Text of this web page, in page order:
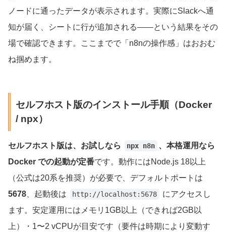
ノードに通ったデータが表示されます。実際にSlackへ通
知が届く、シートに行が追加される——という結果をその
場で確認できます。ここまでで「n8nの操作感」はおおむ
ね掴めます。
セルフホスト版のインストール手順（Docker
/ npx）
セルフホスト版は、お試しなら npx n8n 、本格運用なら
Docker での起動が定番です。動作にはNode.js 18以上
（公式は20系を推奨）が必要で、デフォルトポートは
5678 、起動後は http://localhost:5678
にアクセスし
ます。安定運用にはメモリ1GB以上（できれば2GB以
上）・1〜2 vCPUが目安です（要件は時期により変動す